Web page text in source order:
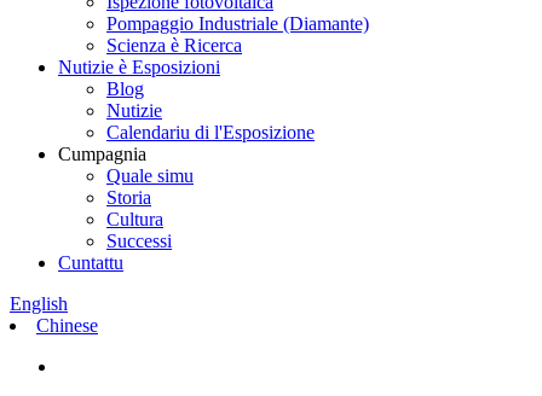
Pompaggio Industriale (Diamante)
Scienza è Ricerca
Nutizie è Esposizioni
Blog
Nutizie
Calendariu di l'Esposizione
Cumpagnia
Quale simu
Storia
Cultura
Successi
Cuntattu
English
Chinese